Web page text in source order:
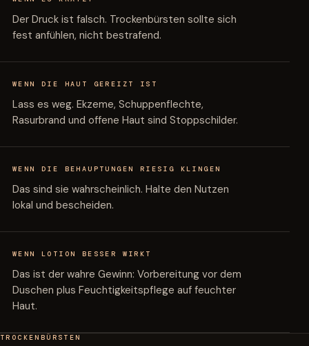
Der Druck ist falsch. Trockenbürsten sollte sich
fest anfühlen, nicht bestrafend.
WENN DIE HAUT GEREIZT IST
Lass es weg. Ekzeme, Schuppenflechte,
Rasurbrand und offene Haut sind Stoppschilder.
WENN DIE BEHAUPTUNGEN RIESIG KLINGEN
Das sind sie wahrscheinlich. Halte den Nutzen
lokal und bescheiden.
WENN LOTION BESSER WIRKT
Das ist der wahre Gewinn: Vorbereitung vor dem
Duschen plus Feuchtigkeitspflege auf feuchter
Haut.
TROCKENBÜRSTEN